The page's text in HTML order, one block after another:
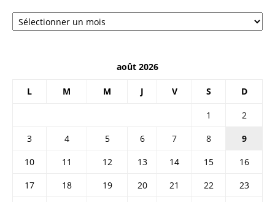
Archives
août 2026
L M M J V S D
1
2
3
4 5 6 7 8
9
10
11 12 13 14 15
16
17
18 19 20 21 22
23